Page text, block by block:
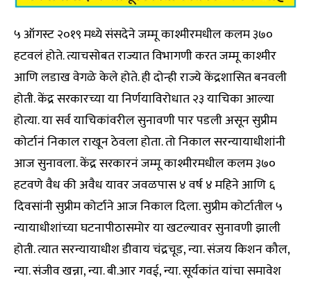
५ ऑगस्ट २०१९ मध्ये संसदेने जम्मू काश्मीरमधील कलम ३७०
हटवलं होते. त्याचसोबत राज्यात विभागणी करत जम्मू काश्मीर
आणि लडाख वेगळे केले होते. ही दोन्ही राज्ये केंद्रशासित बनवली
होती. केंद्र सरकारच्या या निर्णयाविरोधात २३ याचिका आल्या
होत्या. या सर्व याचिकांवरील सुनावणी पार पडली असून सुप्रीम
कोर्टानं निकाल राखून ठेवला होता. तो निकाल सरन्यायाधीशांनी
आज सुनावला. केंद्र सरकारनं जम्मू काश्मीरमधील कलम ३७०
हटवणे वैध की अवैध यावर जवळपास ४ वर्ष ४ महिने आणि ६
दिवसांनी सुप्रीम कोर्टाने आज निकाल दिला. सुप्रीम कोर्टातील ५
न्यायाधीशांच्या घटनापीठासमोर या खटल्यावर सुनावणी झाली
होती. त्यात सरन्यायाधीश डीवाय चंद्रचूड, न्या. संजय किशन कौल,
न्या. संजीव खन्ना, न्या. बी.आर गवई, न्या. सूर्यकांत यांचा समावेश